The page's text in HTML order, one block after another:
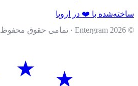
با ❤️ در اروپا
· تمامی حقوق محفوظ است